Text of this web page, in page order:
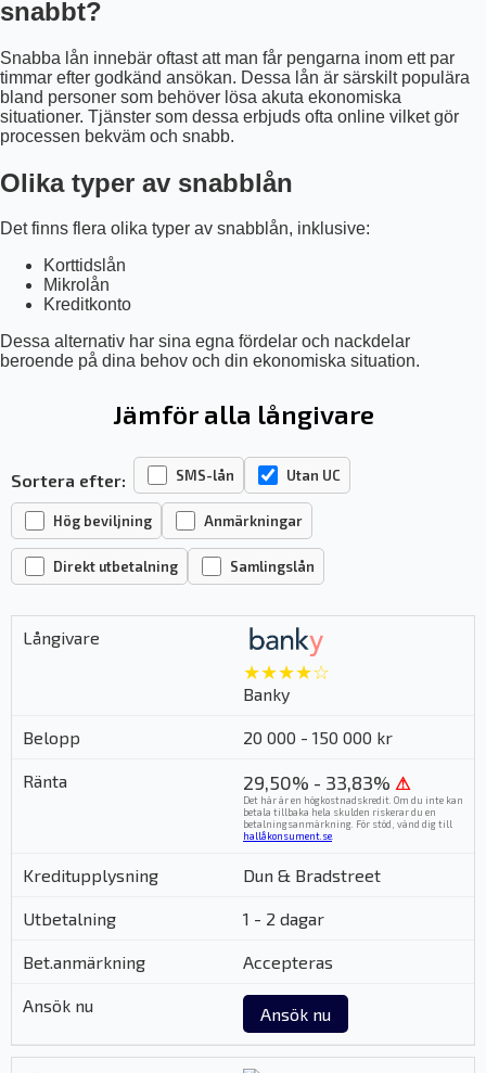
snabbt?
Snabba lån innebär oftast att man får pengarna inom ett par
timmar efter godkänd ansökan. Dessa lån är särskilt populära
bland personer som behöver lösa akuta ekonomiska
situationer. Tjänster som dessa erbjuds ofta online vilket gör
processen bekväm och snabb.
Olika typer av snabblån
Det finns flera olika typer av snabblån, inklusive:
Korttidslån
Mikrolån
Kreditkonto
Dessa alternativ har sina egna fördelar och nackdelar
beroende på dina behov och din ekonomiska situation.
Jämför alla långivare
Sortera efter: SMS-lån Utan UC
Hög beviljning Anmärkningar
Direkt utbetalning Samlingslån
★★★★☆
Banky
20 000 - 150 000 kr
29,50% - 33,83% ⚠
Det här är en högkostnadskredit. Om du inte kan
betala tillbaka hela skulden riskerar du en
betalningsanmärkning. För stöd, vänd dig till
hallåkonsument.se
Dun & Bradstreet
1 - 2 dagar
Accepteras
Ansök nu